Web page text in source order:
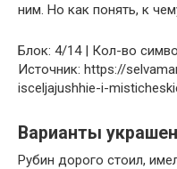
ним. Но как понять, к
Блок: 4/14 | Кол-во
Источник: https://
isceljajushhie-i-
Варианты
Рубин дорого стоил,